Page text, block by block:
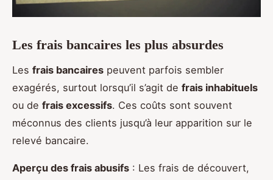
Les frais bancaires les plus absurdes
Les frais bancaires peuvent parfois sembler
exagérés, surtout lorsqu’il s’agit de frais inhabituels
ou de frais excessifs. Ces coûts sont souvent
méconnus des clients jusqu’à leur apparition sur le
relevé bancaire.
Aperçu des frais abusifs : Les frais de découvert,